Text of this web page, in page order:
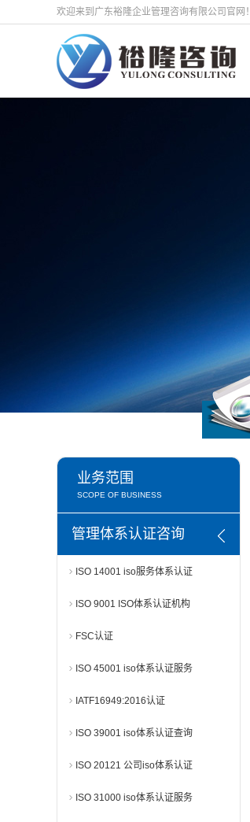
欢迎来到广东裕隆企业管理咨询有限公司官网！
业务范围
SCOPE OF BUSINESS
管理体系认证咨询
ISO 14001 iso服务体系认证
ISO 9001 ISO体系认证机构
FSC认证
ISO 45001 iso体系认证服务
IATF16949:2016认证
ISO 39001 iso体系认证查询
ISO 20121 公司iso体系认证
ISO 31000 iso体系认证服务